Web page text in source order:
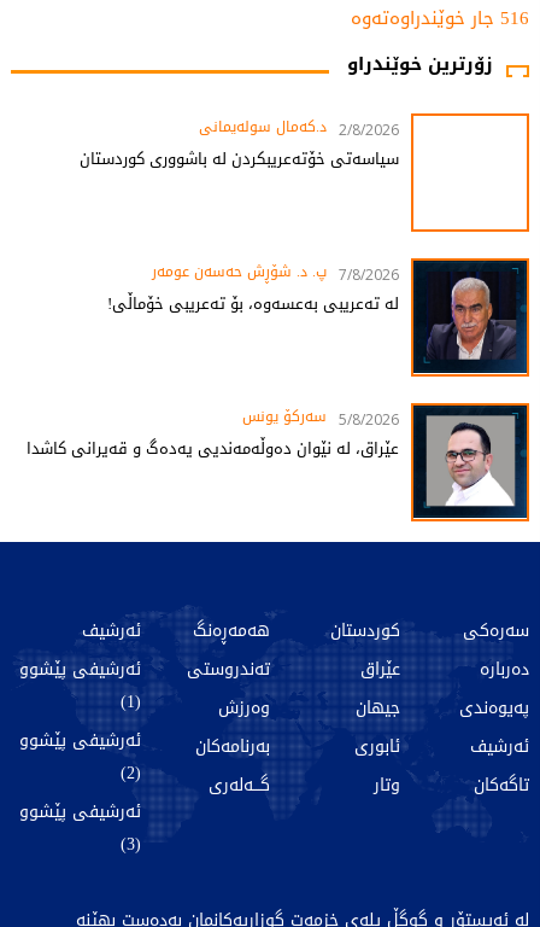
516 جار خوێندراوەتەوە
زۆرترین خوێندراو
2/8/2026 د.کەمال سولەیمانی
سیاسەتی خۆتەعریبکردن لە باشووری کوردستان
7/8/2026 پ. د. شۆڕش حەسەن عومەر
لە تەعریبی بەعسەوە، بۆ تەعریبی خۆماڵی!
5/8/2026 سەرکۆ یونس
عێراق، لە نێوان دەوڵەمەندیی یەدەگ و قەیرانی کاشدا
سەرەکی
دەربارە
پەیوەندی
ئەرشیف
تاگەکان
کوردستان
عێراق
جیهان
ئابوری
وتار
هەمەڕەنگ
تەندروستی
وەرزش
بەرنامەکان
گـــەلەری
ئەرشیف
ئەرشیفی پێشوو
(1)
ئەرشیفی پێشوو
(2)
ئەرشیفی پێشوو
(3)
لە ئەپستۆر و گوگڵ پلەی خزمەت گوزاریەکانمان بەدەست بهێنە